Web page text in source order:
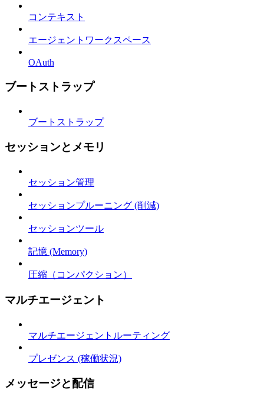
コンテキスト
エージェントワークスペース
OAuth
ブートストラップ
ブートストラップ
セッションとメモリ
セッション管理
セッションプルーニング (削減)
セッションツール
記憶 (Memory)
圧縮（コンパクション）
マルチエージェント
マルチエージェントルーティング
プレゼンス (稼働状況)
メッセージと配信